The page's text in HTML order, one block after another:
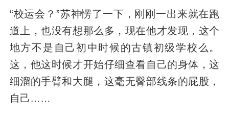
“校运会？”苏神愣了一下，刚刚一出来就在跑
道上，也没有想那么多，现在他才发现，这个
地方不是自己初中时候的古镇初级学校么。
这，他这时候才开始仔细查看自己的身体，这
细溜的手臂和大腿，这毫无臀部线条的屁股，
自己……